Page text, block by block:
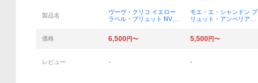
製品名
ヴーヴ・クリコ イエロー
ラベル・ブリュット NV 7
モエ・エ・シャンドン ブ
リュット・アンペリアル
価格
6,500円〜 5,500円〜
レビュー - -